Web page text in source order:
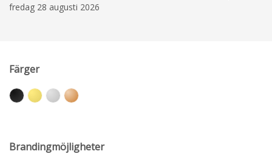
fredag 28 augusti 2026
Färger
Brandingmöjligheter